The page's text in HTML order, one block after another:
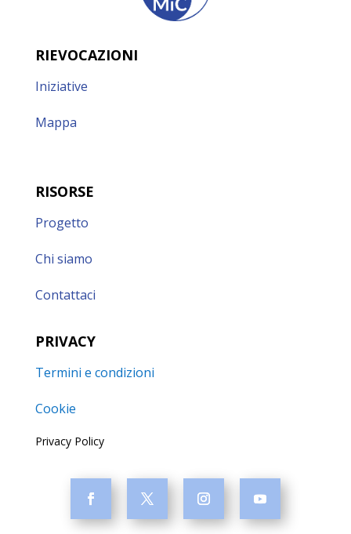
RIEVOCAZIONI
Iniziative
Mappa
RISORSE
Progetto
Chi siamo
Contattaci
PRIVACY
Termini e condizioni
Cookie
Privacy Policy